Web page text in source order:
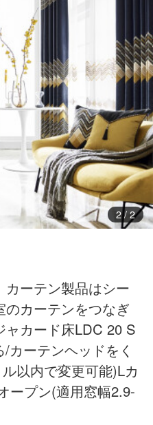
1/ 2
カーテン製品はシー
のカーテンをつなぎ
ャカード床LDC 20 S
カーテンヘッドをく
以内で変更可能)Lカ
ープン(適用窓幅2.9-